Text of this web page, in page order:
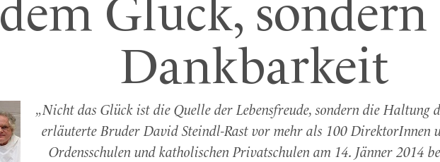
dem Glück, sondern
Dankbarkeit
„Nicht das Glück ist die Quelle der Lebensfreude, sondern die Haltung
erläuterte Bruder David Steindl-Rast vor mehr als 100 DirektorInnen
Ordensschulen und katholischen Privatschulen am 14. Jänner 2014